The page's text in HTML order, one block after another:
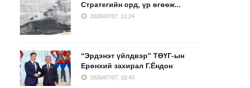
Стратегийн орд, үр өгөөж...
2026/07/07, 11:24
“Эрдэнэт үйлдвэр” ТӨҮГ-ын
Ерөнхий захирал Г.Ёндон
2026/07/07, 10:43